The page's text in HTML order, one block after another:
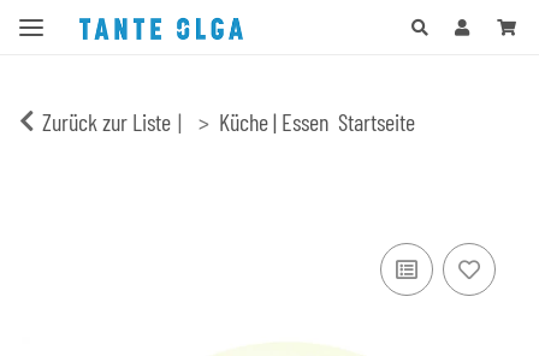
Zurück zur Liste Küche | Essen Startseite